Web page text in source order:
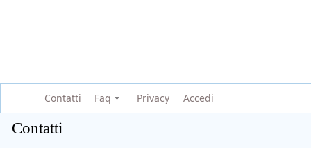
Contatti Faq Privacy Accedi
Contatti